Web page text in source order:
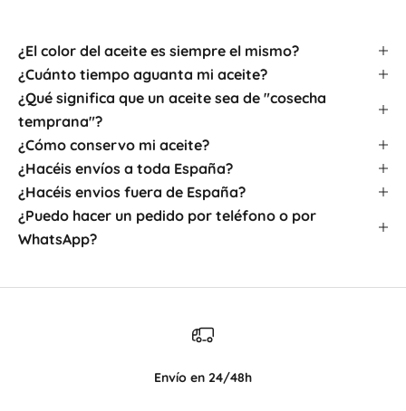
¿El color del aceite es siempre el mismo?
¿Cuánto tiempo aguanta mi aceite?
¿Qué significa que un aceite sea de "cosecha
temprana"?
¿Cómo conservo mi aceite?
¿Hacéis envíos a toda España?
¿Hacéis envios fuera de España?
¿Puedo hacer un pedido por teléfono o por
WhatsApp?
Envío en 24/48h